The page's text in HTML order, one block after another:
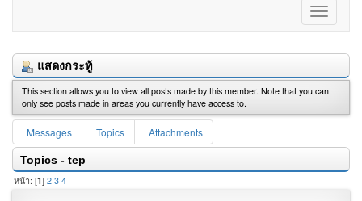
แสดงกระทู้
This section allows you to view all posts made by this member. Note that you can
only see posts made in areas you currently have access to.
Messages Topics Attachments
Topics - tep
หน้า: [1]2 3 4